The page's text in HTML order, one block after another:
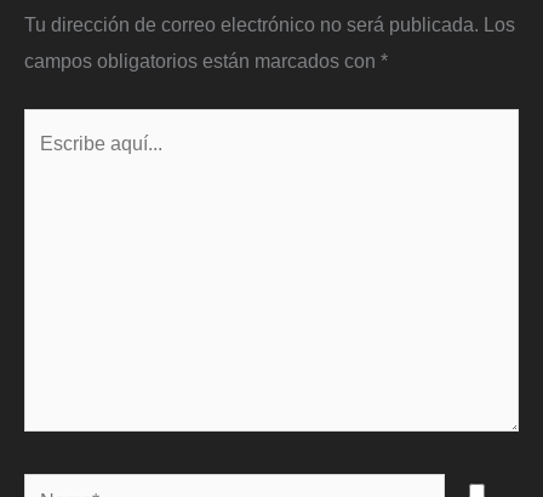
Tu dirección de correo electrónico no será publicada. Los
campos obligatorios están marcados con *
Name*